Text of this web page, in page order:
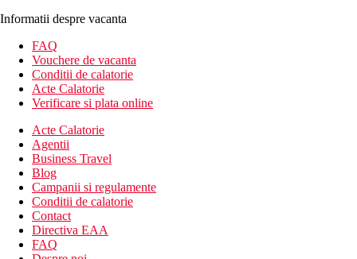
Informatii despre vacanta
FAQ
Vouchere de vacanta
Conditii de calatorie
Acte Calatorie
Verificare si plata online
Acte Calatorie
Agentii
Business Travel
Blog
Campanii si regulamente
Conditii de calatorie
Contact
Directiva EAA
FAQ